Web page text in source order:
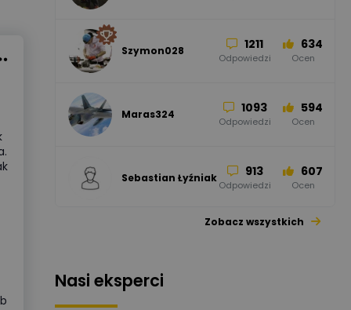
52 45
Szymon028 1211
Odpowiedzi
634
Ocen
Maras324 1093
Odpowiedzi
594
Ocen
Sebastian Łyźniak 913
Odpowiedzi
607
Ocen
Zobacz wszystkich
Nasi eksperci